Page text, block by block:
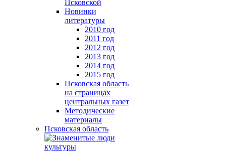
Псковской
Новинки
литературы
2010 год
2011 год
2012 год
2013 год
2014 год
2015 год
Псковская область
на страницах
центральных газет
Методические
материалы
Псковская область